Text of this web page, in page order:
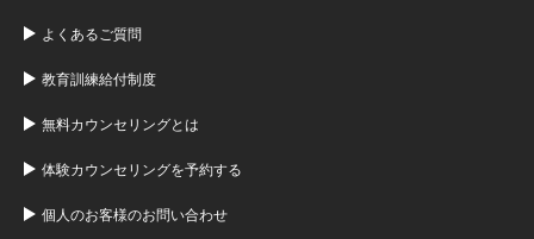
よくあるご質問
教育訓練給付制度
無料カウンセリングとは
体験カウンセリングを予約する
個人のお客様のお問い合わせ